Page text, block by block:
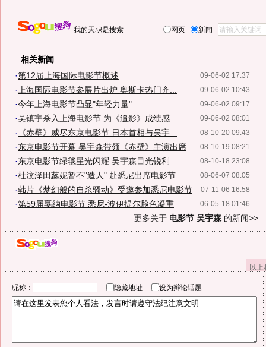
我的天职是搜索 网页 新闻
相关新闻
09-06-02 17:37
·第12届上海国际电影节概述
09-06-02 10:43
· 上海国际电影节参展片出炉 奥斯卡热门齐...
09-06-02 09:17
·今年上海电影节凸显"年轻力量"
09-06-02 08:01
·吴镇宇杀入上海电影节 为《追影》成绩感...
08-10-20 09:43
· 《赤壁》威尽东京电影节 日本首相与吴宇...
08-10-19 08:21
·东京电影节开幕 吴宇森带领《赤壁》主演出席
08-10-18 23:08
·东京电影节绿毯星光闪耀 吴宇森目光锐利
08-06-07 08:05
·杜汶泽田蕊妮暂不"造人" 赴悉尼出席电影节
07-11-06 16:58
·韩片《梦幻般的自杀骚动》受邀参加悉尼电影节
06-05-18 01:46
·第59届戛纳电影节 悉尼-波伊提尔脸色凝重
更多关于 电影节 吴宇森 的新闻>>
以
昵称： 隐藏地址 设为辩论话题